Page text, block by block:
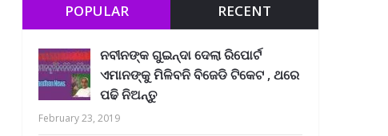
POPULAR RECENT
ନବୀନଙ୍କ ଗୁଇନ୍ଦା ଦେଲା ରିପୋର୍ଟ
ଏମାନଙ୍କୁ ମିଳିବନି ବିଜେଡି ଟିକେଟ , ଥରେ
ପଢି ନିଅନ୍ତୁ
February 23, 2019